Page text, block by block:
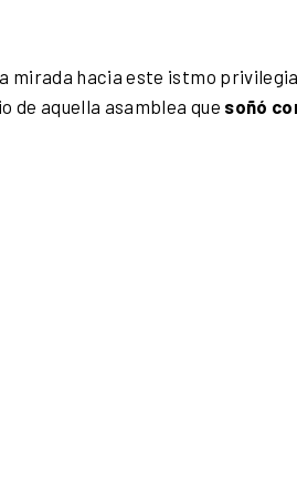
mirada hacia este istmo
de aquella asamblea que soñó